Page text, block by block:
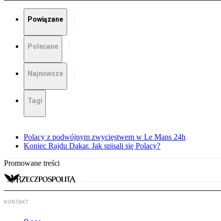
Powiązane
Polecane
Najnowsze
Tagi
Polacy z podwójnym zwycięstwem w Le Mans 24h
Koniec Rajdu Dakar. Jak spisali się Polacy?
Promowane treści
KONTAKT